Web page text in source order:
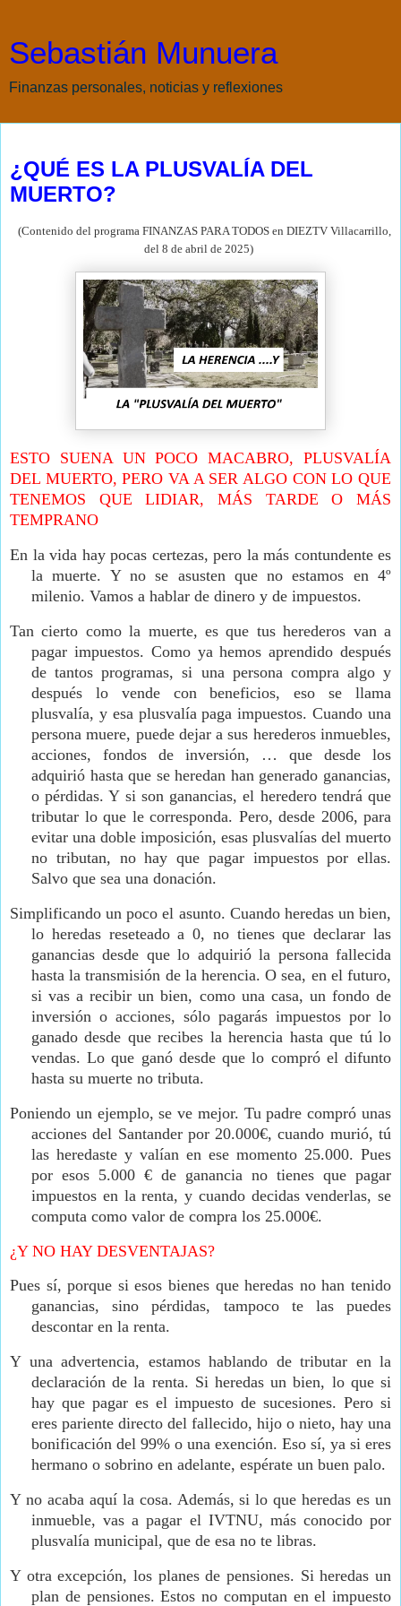
Sebastián Munuera
Finanzas personales, noticias y reflexiones
¿QUÉ ES LA PLUSVALÍA DEL
MUERTO?
(Contenido del programa FINANZAS PARA TODOS en DIEZTV Villacarrillo,
del 8 de abril de 2025)
ESTO SUENA UN POCO MACABRO, PLUSVALÍA
DEL MUERTO, PERO VA A SER ALGO CON LO QUE
TENEMOS QUE LIDIAR, MÁS TARDE O MÁS
TEMPRANO
En la vida hay pocas certezas, pero la más contundente es
la muerte. Y no se asusten que no estamos en 4º
milenio. Vamos a hablar de dinero y de impuestos.
Tan cierto como la muerte, es que tus herederos van a
pagar impuestos. Como ya hemos aprendido después
de tantos programas, si una persona compra algo y
después lo vende con beneficios, eso se llama
plusvalía, y esa plusvalía paga impuestos.Cuando una
persona muere, puede dejar a sus herederos inmuebles,
acciones, fondos de inversión, … que desde los
adquirió hasta que se heredan han generado ganancias,
o pérdidas. Y si son ganancias, el heredero tendrá que
tributar lo que le corresponda. Pero, desde 2006, para
evitar una doble imposición, esas plusvalías del muerto
no tributan, no hay que pagar impuestos por ellas.
Salvo que sea una donación.
Simplificando un poco el asunto. Cuando heredas un bien,
lo heredas reseteado a 0, no tienes que declarar las
ganancias desde que lo adquirió la persona fallecida
hasta la transmisión de la herencia.O sea, en el futuro,
si vas a recibir un bien, como una casa, un fondo de
inversión o acciones, sólo pagarás impuestos por lo
ganado desde que recibes la herencia hasta que tú lo
vendas. Lo que ganó desde que lo compró el difunto
hasta su muerte no tributa.
Poniendo un ejemplo, se ve mejor. Tu padre compró unas
acciones del Santander por 20.000€, cuando murió, tú
las heredaste y valían en ese momento 25.000. Pues
por esos 5.000 € de ganancia no tienes que pagar
impuestos en la renta, y cuando decidas venderlas, se
computa como valor de compra los 25.000€.
¿Y NO HAY DESVENTAJAS?
Pues sí, porque si esos bienes que heredas no han tenido
ganancias, sino pérdidas, tampoco te las puedes
descontar en la renta.
Y una advertencia, estamos hablando de tributar en la
declaración de la renta. Si heredas un bien, lo que si
hay que pagar es el impuesto de sucesiones. Pero si
eres pariente directo del fallecido, hijo o nieto, hay una
bonificación del 99% o una exención. Eso sí, ya si eres
hermano o sobrino en adelante, espérate un buen palo.
Y no acaba aquí la cosa. Además, si lo que heredas es un
inmueble, vas a pagar el IVTNU, más conocido por
plusvalía municipal, que de esa no te libras.
Y otra excepción, los planes de pensiones. Si heredas un
plan de pensiones. Estos no computan en el impuesto